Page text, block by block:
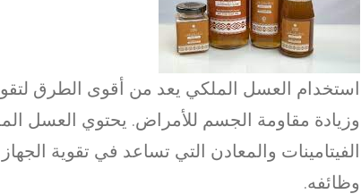
استخدام العسل الملكي يعد من أقوى الطرق
وزيادة مقاومة الجسم للأمراض. يحتوي العسل
الفيتامينات والمعادن التي تساعد في تقوية
وظائفه.